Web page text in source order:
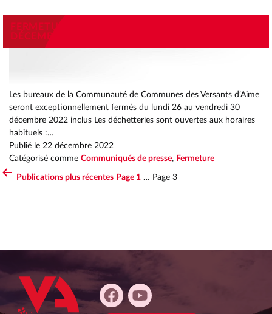
FERMETURE EXCEPTIONNELLE – DU 26 AU 30
DÉCEMBRE 2022
Les bureaux de la Communauté de Communes des Versants d’Aime
seront exceptionnellement fermés du lundi 26 au vendredi 30
décembre 2022 inclus Les déchetteries sont ouvertes aux horaires
habituels :…
Publié le 22 décembre 2022
Catégorisé comme Communiqués de presse, Fermeture
Publications plus récentes Page 1 … Page 3